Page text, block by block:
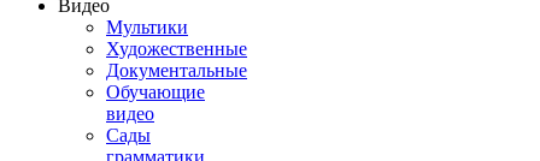
Видео
Мультики
Художественные
Документальные
Обучающие
видео
Сады
грамматики